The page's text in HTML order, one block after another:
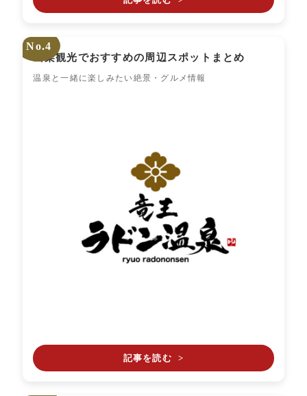
No.4
山梨観光でおすすめの周辺スポットまとめ
温泉と一緒に楽しみたい絶景・グルメ情報
記事を読む >